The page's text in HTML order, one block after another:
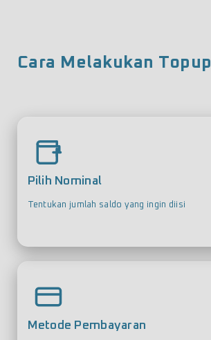
Cara Melakukan Topup
Pilih Nominal
Tentukan jumlah saldo yang ingin diisi
Metode Pembayaran